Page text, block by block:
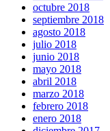
octubre 2018
septiembre 2018
agosto 2018
julio 2018
junio 2018
mayo 2018
abril 2018
marzo 2018
febrero 2018
enero 2018